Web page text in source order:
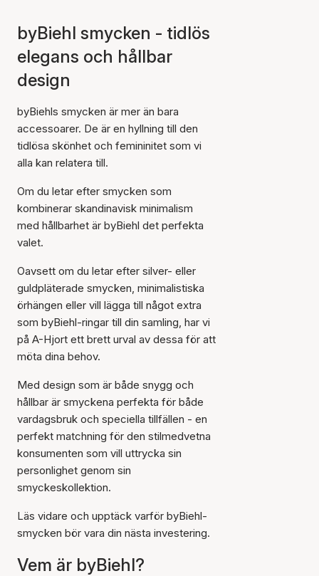
byBiehl smycken - tidlös
elegans och hållbar
design
byBiehls smycken är mer än bara
accessoarer. De är en hyllning till den
tidlösa skönhet och femininitet som vi
alla kan relatera till.
Om du letar efter smycken som
kombinerar skandinavisk minimalism
med hållbarhet är byBiehl det perfekta
valet.
Oavsett om du letar efter silver- eller
guldpläterade smycken, minimalistiska
örhängen eller vill lägga till något extra
som byBiehl-ringar till din samling, har vi
på A-Hjort ett brett urval av dessa för att
möta dina behov.
Med design som är både snygg och
hållbar är smyckena perfekta för både
vardagsbruk och speciella tillfällen - en
perfekt matchning för den stilmedvetna
konsumenten som vill uttrycka sin
personlighet genom sin
smyckeskollektion.
Läs vidare och upptäck varför byBiehl-
smycken bör vara din nästa investering.
Vem är byBiehl?